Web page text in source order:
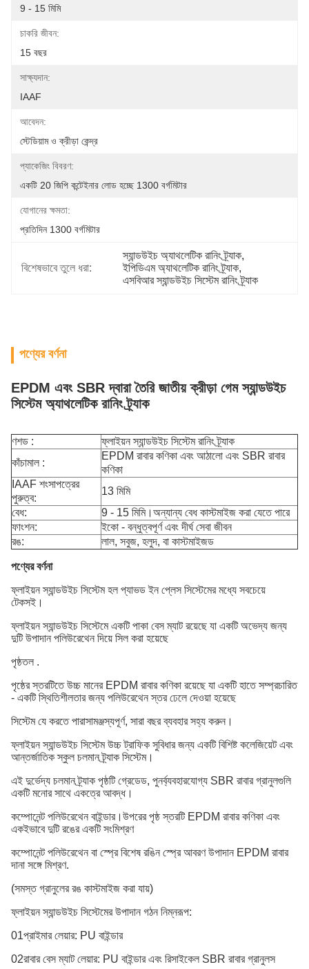
9 - 15 মিমি
চাকরি জীবন:
15 বছর
সাক্ষ্যদান:
IAAF
আবেদন:
স্টেডিয়াম ও ক্রীড়া কেন্দ্র
প্যাকেজিং বিবরণ:
একটি 20 জিপি কন্টেইনার লোড হচ্ছে 1300 বর্গমিটার
যোগানের ক্ষমতা:
প্রতিদিন 1300 বর্গমিটার
বিশেষভাবে তুলে ধরা:
স্যান্ডউইচ অ্যাথলেটিক রানিং ট্র্যাক,
ইপিডিএম অ্যাথলেটিক রানিং ট্র্যাক,
এসবিআর স্যান্ডউইচ সিস্টেম রানিং ট্র্যাক
পণ্যের বর্ণনা
EPDM এবং SBR দ্বারা তৈরি জাতীয় ক্রীড়া গেম স্যান্ডউইচ
সিস্টেম অ্যাথলেটিক রানিং ট্র্যাক
ণশড :
ফ্লাইয়ন স্যান্ডউইচ সিস্টেম রানিং ট্র্যাক
কাঁচামাল :
EPDM রাবার কণিকা এবং আঠালো এবং SBR রাবার
কণিকা
IAAF শংসাপত্রের
পুরুত্ব:
13 মিমি
বেধ:
9 - 15 মিমি।অন্যান্য বেধ কাস্টমাইজ করা যেতে পারে
ফাংশন:
ইকো - বন্ধুত্বপূর্ণ এবং দীর্ঘ সেবা জীবন
রঙ:
লাল, সবুজ, হলুদ, বা কাস্টমাইজড
পণ্যের বর্ণনা
ফ্লাইয়ন স্যান্ডউইচ সিস্টেম হল প্যাভড ইন প্লেস সিস্টেমের মধ্যে সবচেয়ে
টেকসই।
ফ্লাইয়ন স্যান্ডউইচ সিস্টেমে একটি পাকা বেস ম্যাট রয়েছে যা একটি অভেদ্য জন্য
দুটি উপাদান পলিউরেথেন দিয়ে সিল করা হয়েছে
পৃষ্ঠতল .
পৃষ্ঠের স্তরটিতে উচ্চ মানের EPDM রাবার কণিকা রয়েছে যা একটি হাতে সম্প্রচারিত
- একটি স্থিতিশীলতার জন্য পলিউরেথেন স্তর ঢেলে দেওয়া হয়েছে
সিস্টেম যে করতে পারাসামঞ্জস্যপূর্ণ, সারা বছর ব্যবহার সহ্য করুন।
ফ্লাইয়ন স্যান্ডউইচ সিস্টেম উচ্চ ট্রাফিক সুবিধার জন্য একটি বিশিষ্ট কলেজিয়েট এবং
আন্তর্জাতিক স্কুল চলমান ট্র্যাক সিস্টেম।
এই দুর্ভেদ্য চলমান ট্র্যাক পৃষ্ঠটি গ্রেডেড, পুনর্ব্যবহারযোগ্য SBR রাবার গ্রানুলগুলি
একটি মনোর সাথে একত্রে আবদ্ধ।
কম্পোনেন্ট পলিউরেথেন বাইন্ডার।উপরের পৃষ্ঠ স্তরটি EPDM রাবার কণিকা এবং
একইভাবে দুটি রঙের একটি সংমিশ্রণ
কম্পোনেন্ট পলিউরেথেন বা স্প্রে বিশেষ রঙিন স্প্রে আবরণ উপাদান EPDM রাবার
দানা সঙ্গে মিশ্রণ.
(সমস্ত গ্রানুলের রঙ কাস্টমাইজ করা যায়)
ফ্লাইয়ন স্যান্ডউইচ সিস্টেমের উপাদান গঠন নিম্নরূপ:
01প্রাইমার লেয়ার: PU বাইন্ডার
02রাবার বেস ম্যাট লেয়ার: PU বাইন্ডার এবং রিসাইকেল SBR রাবার গ্রানুলস